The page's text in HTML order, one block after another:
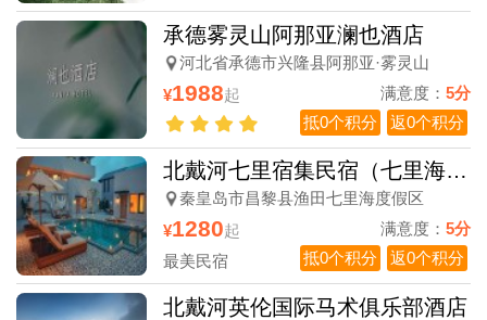
承德雾灵山阿那亚澜也酒店
河北省承德市兴隆县阿那亚·雾灵山
满意度： 5分
¥1988起
返0个积分
抵0个积分
北戴河七里宿集民宿（七里海渔田小镇度假区）
秦皇岛市昌黎县渔田七里海度假区
满意度： 5分
¥1280起
最美民宿
返0个积分
抵0个积分
北戴河英伦国际马术俱乐部酒店